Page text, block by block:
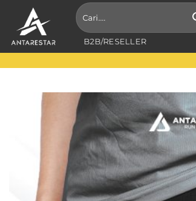
content
Search
for:
B2B/RESELLER